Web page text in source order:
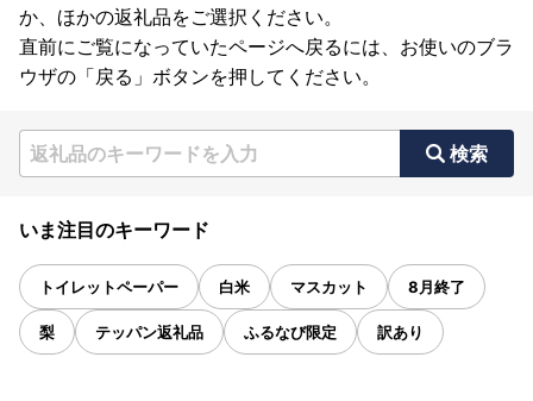
か、ほかの返礼品をご選択ください。
直前にご覧になっていたページへ戻るには、お使いのブラ
ウザの「戻る」ボタンを押してください。
検索
いま注目のキーワード
トイレットペーパー 白米 マスカット 8月終了
梨 テッパン返礼品 ふるなび限定 訳あり